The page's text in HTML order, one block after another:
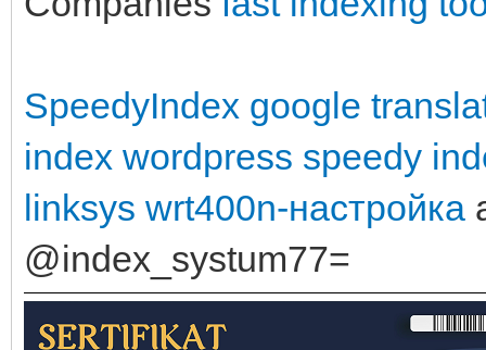
SpeedyIndex google
index wordpress speedy
linksys wrt400n-настройка
@index_systum77=